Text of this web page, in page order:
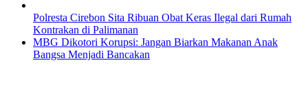
Polresta Cirebon Sita Ribuan Obat Keras Ilegal dari Rumah
Kontrakan di Palimanan
MBG Dikotori Korupsi: Jangan Biarkan Makanan Anak
Bangsa Menjadi Bancakan